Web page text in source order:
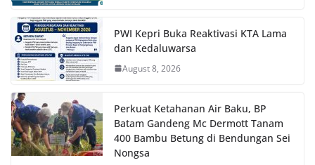
PWI Kepri Buka Reaktivasi KTA Lama
dan Kedaluwarsa
August 8, 2026
Perkuat Ketahanan Air Baku, BP
Batam Gandeng Mc Dermott Tanam
400 Bambu Betung di Bendungan Sei
Nongsa